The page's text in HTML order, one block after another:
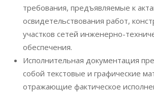
требования, предъявляемые к
освидетельствования работ,
участков сетей инженерно-
обеспечения.
Исполнительная документация
собой текстовые и графические
отражающие фактическое